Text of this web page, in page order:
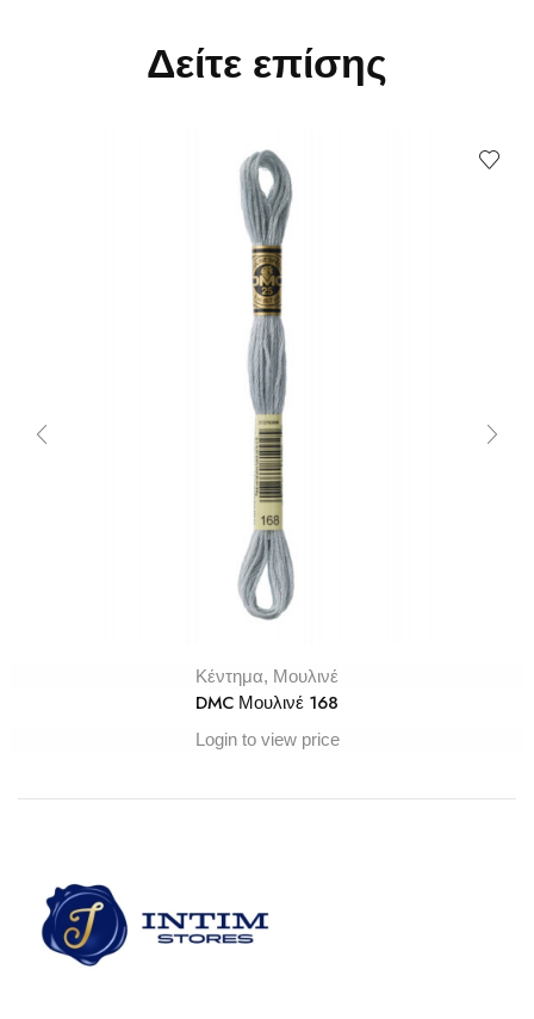
Δείτε επίσης
Κέντημα, Μουλινέ
DMC Μουλινέ 168
Login to view price